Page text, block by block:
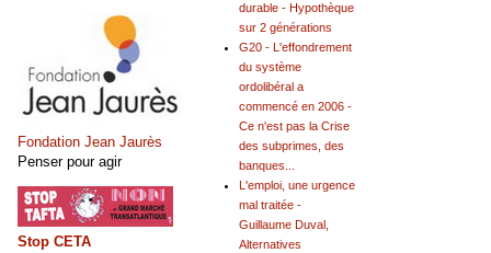
durable - Hypothèque
sur 2 générations
G20 - L'effondrement
du système
ordolibéral a
commencé en 2006 -
Ce n'est pas la Crise
des subprimes, des
banques...
L'emploi, une urgence
mal traitée -
Guillaume Duval,
Alternatives
Fondation Jean Jaurès
Penser pour agir
Stop CETA